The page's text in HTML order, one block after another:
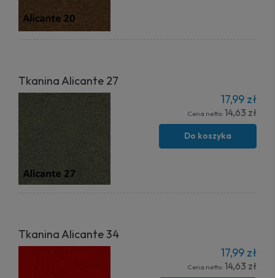
Tkanina Alicante 27
17,99 zł
Cena netto: 14,63 zł
Do koszyka
Tkanina Alicante 34
17,99 zł
Cena netto: 14,63 zł